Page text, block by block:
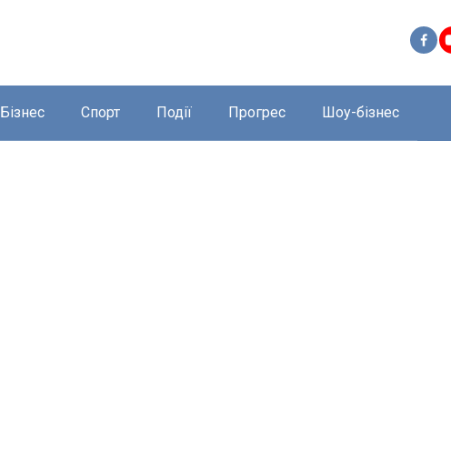
Бізнес Спорт Події Прогрес Шоу-бізнес